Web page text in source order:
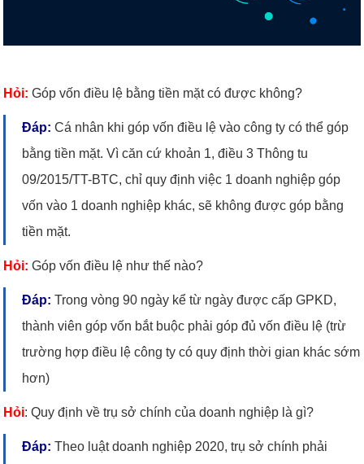
Hỏi: Góp vốn điều lệ bằng tiền mặt có được không?
Đáp: Cá nhân khi góp vốn điều lệ vào công ty có thể góp
bằng tiền mặt. Vì căn cứ khoản 1, điều 3 Thông tu
09/2015/TT-BTC, chỉ quy định việc 1 doanh nghiệp góp
vốn vào 1 doanh nghiệp khác, sẽ không được góp bằng
tiền mặt.
Hỏi: Góp vốn điều lệ như thế nào?
Đáp: Trong vòng 90 ngày kể từ ngày được cấp GPKD,
thành viên góp vốn bắt buộc phải góp đủ vốn điều lệ (trừ
trường hợp điều lệ công ty có quy định thời gian khác sớm
hơn)
Hỏi: Quy định về trụ sở chính của doanh nghiệp là gì?
Đáp: Theo luật doanh nghiệp 2020, trụ sở chính phải